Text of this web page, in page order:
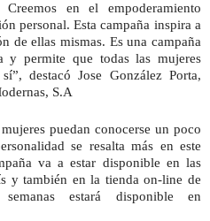
en el empoderamiento
personal. Esta campaña inspira a
de ellas mismas. Es una campaña
y permite que todas las mujeres
destacó Jose González Porta,
S.A
puedan conocerse un poco
se resalta más en este
va a estar disponible en las
y también en la tienda on-line de
estará disponible en